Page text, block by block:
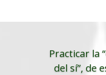
Practicar la
del sí”, de